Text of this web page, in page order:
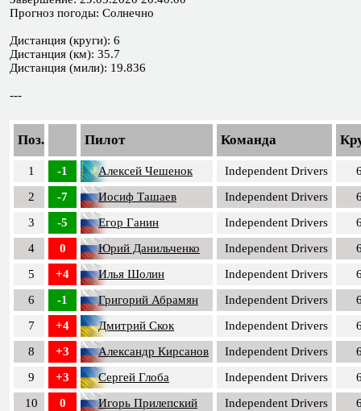
Прогноз погоды: Солнечно
Дистанция (круги): 6
Дистанция (км): 35.7
Дистанция (мили): 19.836
---
Поз. Пилот Команда
1 -1 Алексей Чешенок Independent Drivers
2
-7 Иосиф Ташаев Independent Drivers
3
-5 Егор Ганин Independent Drivers
4
0 Юрий Данильченко Independent Drivers
5
+4 Илья Шолин Independent Drivers
6
-1 Григорий Абрамян Independent Drivers
7
+4 Дмитрий Скок Independent Drivers
8
+3 Александр Кирсанов Independent Drivers
9
+3 Сергей Глоба Independent Drivers
10
0 Игорь Прилепский Independent Drivers